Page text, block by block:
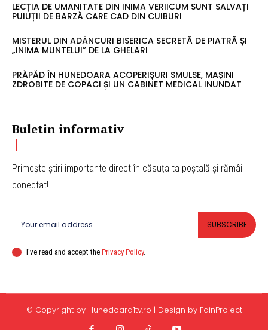
LECȚIA DE UMANITATE DIN INIMA VERIICUM SUNT SALVAȚI
PUIUȚII DE BARZĂ CARE CAD DIN CUIBURI
MISTERUL DIN ADÂNCURI BISERICA SECRETĂ DE PIATRĂ ȘI
„INIMA MUNTELUI” DE LA GHELARI
PRĂPĂD ÎN HUNEDOARA ACOPERIȘURI SMULSE, MAȘINI
ZDROBITE DE COPACI ȘI UN CABINET MEDICAL INUNDAT
Buletin informativ
Primește știri importante direct în căsuța ta poștală și rămâi
conectat!
SUBSCRIBE
I've read and accept the Privacy Policy.
© Copyright by Hunedoara1tv.ro | Design by FainProject